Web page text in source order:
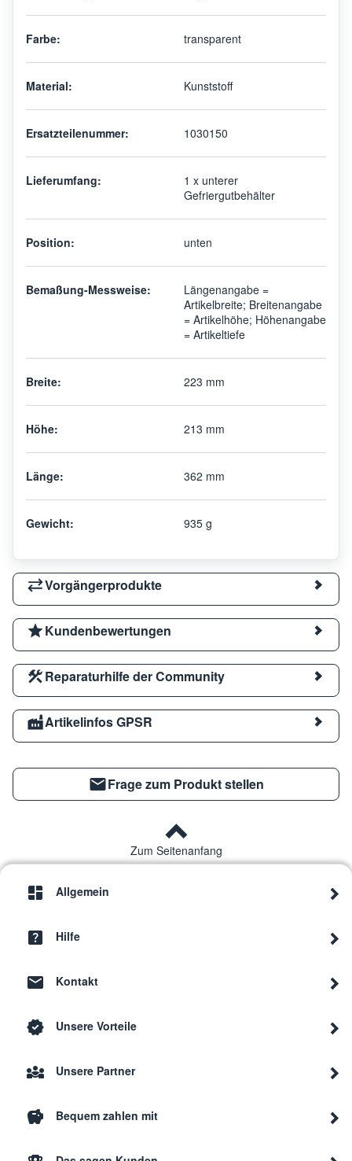
Farbe: transparent
Material: Kunststoff
Ersatzteilenummer: 1030150
Lieferumfang:
1 x unterer
Gefriergutbehälter
Position: unten
Bemaßung-Messweise:
Längenangabe =
Artikelbreite; Breitenangabe
= Artikelhöhe; Höhenangabe
= Artikeltiefe
Breite: 223 mm
Höhe: 213 mm
Länge: 362 mm
Gewicht: 935 g
Vorgängerprodukte
Kundenbewertungen
Reparaturhilfe der Community
Artikelinfos GPSR
Frage zum Produkt stellen
Zum Seitenanfang
Allgemein
Hilfe
Kontakt
Unsere Vorteile
Unsere Partner
Bequem zahlen mit